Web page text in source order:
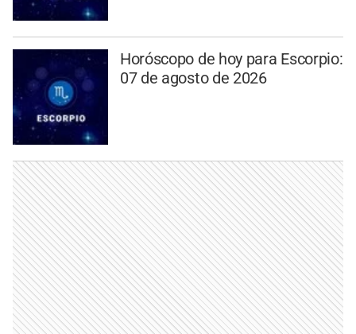
Horóscopo de hoy para Escorpio:
07 de agosto de 2026